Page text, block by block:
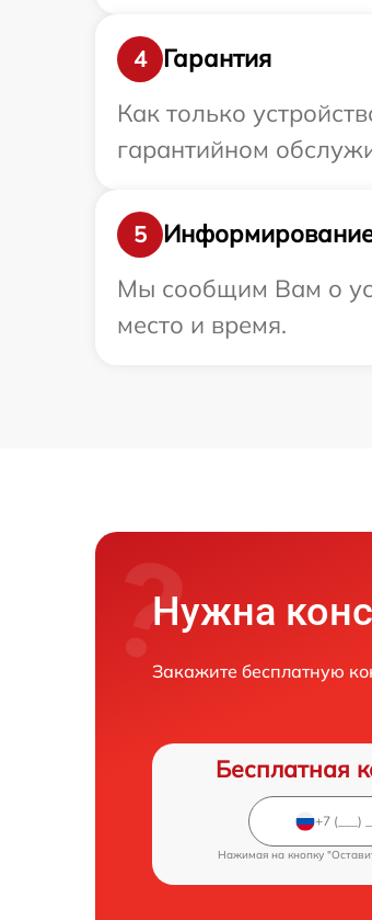
4
Гарантия
Как только
гарантийном
5
Информирование
Мы сообщим Вам о
место и время.
Нужна
Закажите бесплатную
Бесплатная
Нажимая на кнопку